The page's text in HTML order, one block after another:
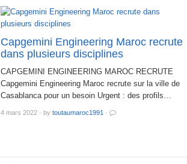
Capgemini Engineering Maroc recrute
dans plusieurs disciplines
CAPGEMINI ENGINEERING MAROC RECRUTE
Capgemini Engineering Maroc recrute sur la ville de
Casablanca pour un besoin Urgent : des profils…
4 mars 2022 · by toutaumaroc1991 ·